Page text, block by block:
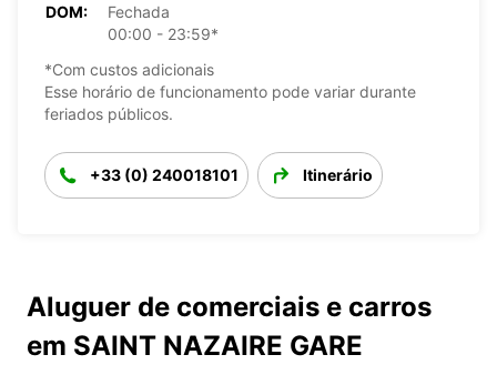
DOM:
Fechada
00:00 - 23:59*
*Com custos adicionais
Esse horário de funcionamento pode variar durante
feriados públicos.
+33 (0) 240018101 Itinerário
Aluguer de comerciais e carros
em SAINT NAZAIRE GARE